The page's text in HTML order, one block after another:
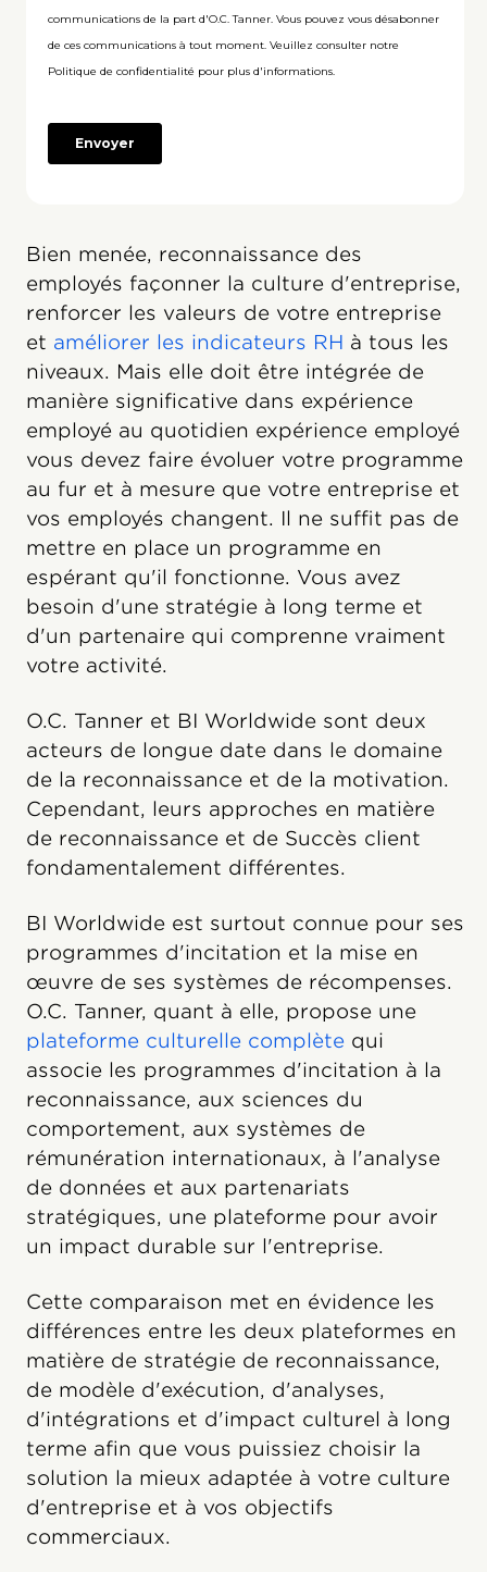
Bien menée, reconnaissance des
employés façonner la culture d'entreprise,
renforcer les valeurs de votre entreprise
et améliorer les indicateurs RH à tous les
niveaux. Mais elle doit être intégrée de
manière significative dans expérience
employé au quotidien expérience employé
vous devez faire évoluer votre programme
au fur et à mesure que votre entreprise et
vos employés changent. Il ne suffit pas de
mettre en place un programme en
espérant qu'il fonctionne. Vous avez
besoin d'une stratégie à long terme et
d'un partenaire qui comprenne vraiment
votre activité.
O.C. Tanner et BI Worldwide sont deux
acteurs de longue date dans le domaine
de la reconnaissance et de la motivation.
Cependant, leurs approches en matière
de reconnaissance et de Succès client
fondamentalement différentes.
BI Worldwide est surtout connue pour ses
programmes d'incitation et la mise en
œuvre de ses systèmes de récompenses.
O.C. Tanner, quant à elle, propose une
plateforme culturelle complète qui
associe les programmes d'incitation à la
reconnaissance, aux sciences du
comportement, aux systèmes de
rémunération internationaux, à l'analyse
de données et aux partenariats
stratégiques, une plateforme pour avoir
un impact durable sur l'entreprise.
Cette comparaison met en évidence les
différences entre les deux plateformes en
matière de stratégie de reconnaissance,
de modèle d'exécution, d'analyses,
d'intégrations et d'impact culturel à long
terme afin que vous puissiez choisir la
solution la mieux adaptée à votre culture
d'entreprise et à vos objectifs
commerciaux.